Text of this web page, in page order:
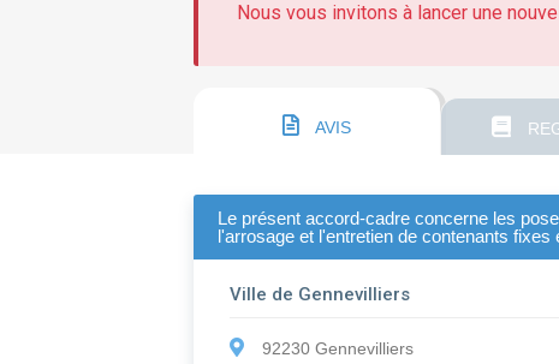
Nous vous invitons à lancer une
AVIS
Le présent accord-cadre concerne les
l'arrosage et l'entretien de contenants fixes
Ville de Gennevilliers
92230 Gennevilliers